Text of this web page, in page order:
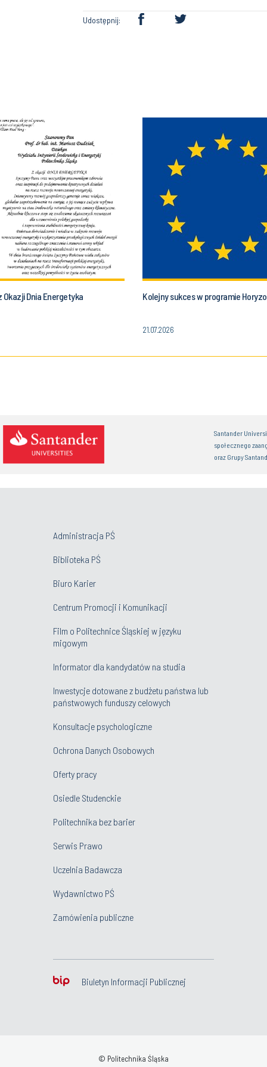
Udostępnij:
Dnia Energetyka Kolejny sukces w programie
21.07.2026
Santander
społecznego
oraz Grupy
Administracja PŚ
Biblioteka PŚ
Biuro Karier
Centrum Promocji i Komunikacji
Film o Politechnice Śląskiej w języku
migowym
Informator dla kandydatów na studia
Inwestycje dotowane z budżetu państwa lub
państwowych funduszy celowych
Konsultacje psychologiczne
Ochrona Danych Osobowych
Oferty pracy
Osiedle Studenckie
Politechnika bez barier
Serwis Prawo
Uczelnia Badawcza
Wydawnictwo PŚ
Zamówienia publiczne
Biuletyn Informacji Publicznej
© Politechnika Śląska